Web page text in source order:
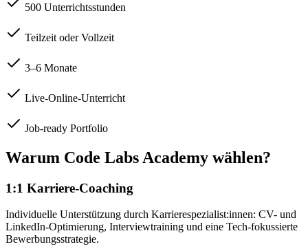
500 Unterrichtsstunden
Teilzeit oder Vollzeit
3–6 Monate
Live-Online-Unterricht
Job-ready Portfolio
Warum Code Labs Academy wählen?
1:1 Karriere-Coaching
Individuelle Unterstützung durch Karrierespezialist:innen: CV- und
LinkedIn-Optimierung, Interviewtraining und eine Tech-fokussierte
Bewerbungsstrategie.